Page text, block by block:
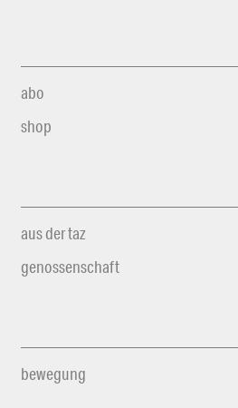
abo
shop
aus der taz
genossenschaft
bewegung